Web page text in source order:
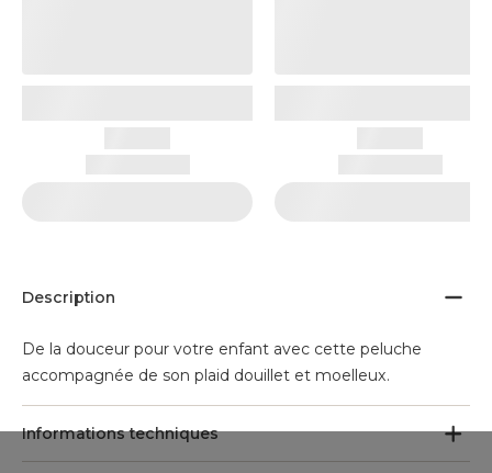
Description
De la douceur pour votre enfant avec cette peluche
accompagnée de son plaid douillet et moelleux.
Informations techniques